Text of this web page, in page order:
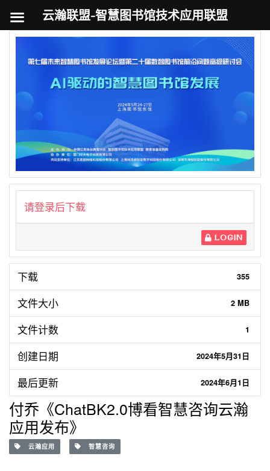
请登录后下载
LOGIN
下载 355
文件大小 2 MB
文件计数 1
创建日期 2024年5月31日
最后更新 2024年6月1日
付乔《ChatBK2.0博看智慧咨询云瀚
应用发布》
云瀚应用 智慧咨询
云瀚联盟-智慧图书馆技术应用联盟